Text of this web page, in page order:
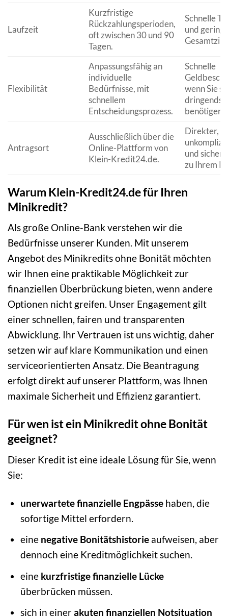
Laufzeit
Kurzfristige
Rückzahlungsperioden,
oft zwischen 30 und 90
Tagen.
Schnelle
und
Flexibilität
Anpassungsfähig an
individuelle
Bedürfnisse, mit
schnellem
Entscheidungsprozess.
Schnelle
wenn Sie
benötigen.
Antragsort
Ausschließlich über die
Online-Plattform von
Klein-Kredit24.de.
Direkter,
und
zu Ihrem
Warum Klein-Kredit24.de für Ihren
Minikredit?
Als große Online-Bank verstehen wir die
Bedürfnisse unserer Kunden. Mit unserem
Angebot des Minikredits ohne Bonität möchten
wir Ihnen eine praktikable Möglichkeit zur
finanziellen Überbrückung bieten, wenn andere
Optionen nicht greifen. Unser Engagement gilt
einer schnellen, fairen und transparenten
Abwicklung. Ihr Vertrauen ist uns wichtig, daher
setzen wir auf klare Kommunikation und einen
serviceorientierten Ansatz. Die Beantragung
erfolgt direkt auf unserer Plattform, was Ihnen
maximale Sicherheit und Effizienz garantiert.
Für wen ist ein Minikredit ohne Bonität
geeignet?
Dieser Kredit ist eine ideale Lösung für Sie, wenn
Sie:
unerwartete finanzielle Engpässehaben, die
sofortige Mittel erfordern.
eine negative Bonitätshistorieaufweisen, aber
dennoch eine Kreditmöglichkeit suchen.
eine kurzfristige finanzielle Lücke
überbrücken müssen.
sich in einerakuten finanziellen Notsituation